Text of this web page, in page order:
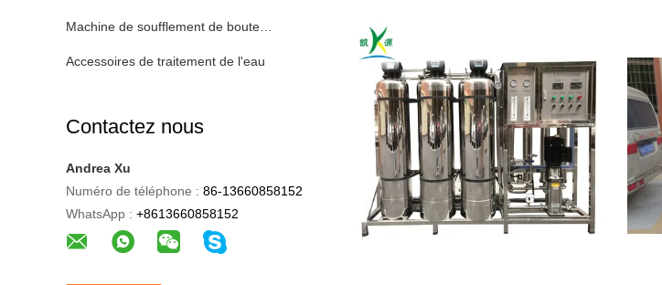
Machine de soufflement de bouteille
Accessoires de traitement de l'eau
Contactez nous
Andrea Xu
Numéro de téléphone : 86-13660858152
WhatsApp : +8613660858152